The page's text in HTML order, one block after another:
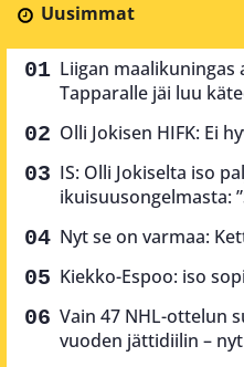
Uusimmat
Liigan
Tapparalle jäi luu
Olli Jokisen HIFK: Ei
IS: Olli Jokiselta iso
ikuisuusongelmasta:
Nyt se on varmaa:
Kiekko-Espoo: iso
Vain 47 NHL-ottelun
vuoden jättidiilin –